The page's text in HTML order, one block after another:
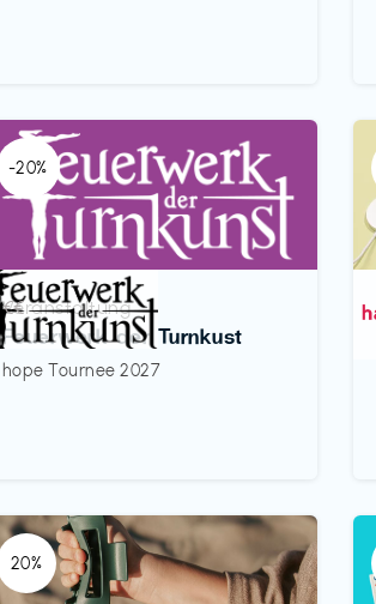
-20%
Veranstaltung
Feuerwerk der Turnkust
hope Tournee 2027
€€‎
20%